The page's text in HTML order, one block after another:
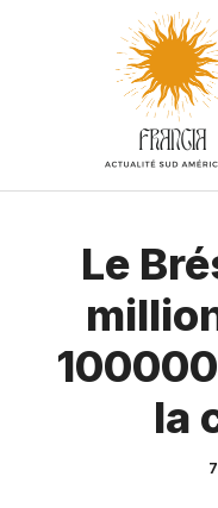
Le
la